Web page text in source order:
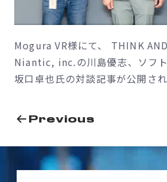
Mogura VR様にて、 THINK AND
Niantic, inc.の川島優志、ソフ
坂口卓也氏の対談記事が公開され
投 Previous